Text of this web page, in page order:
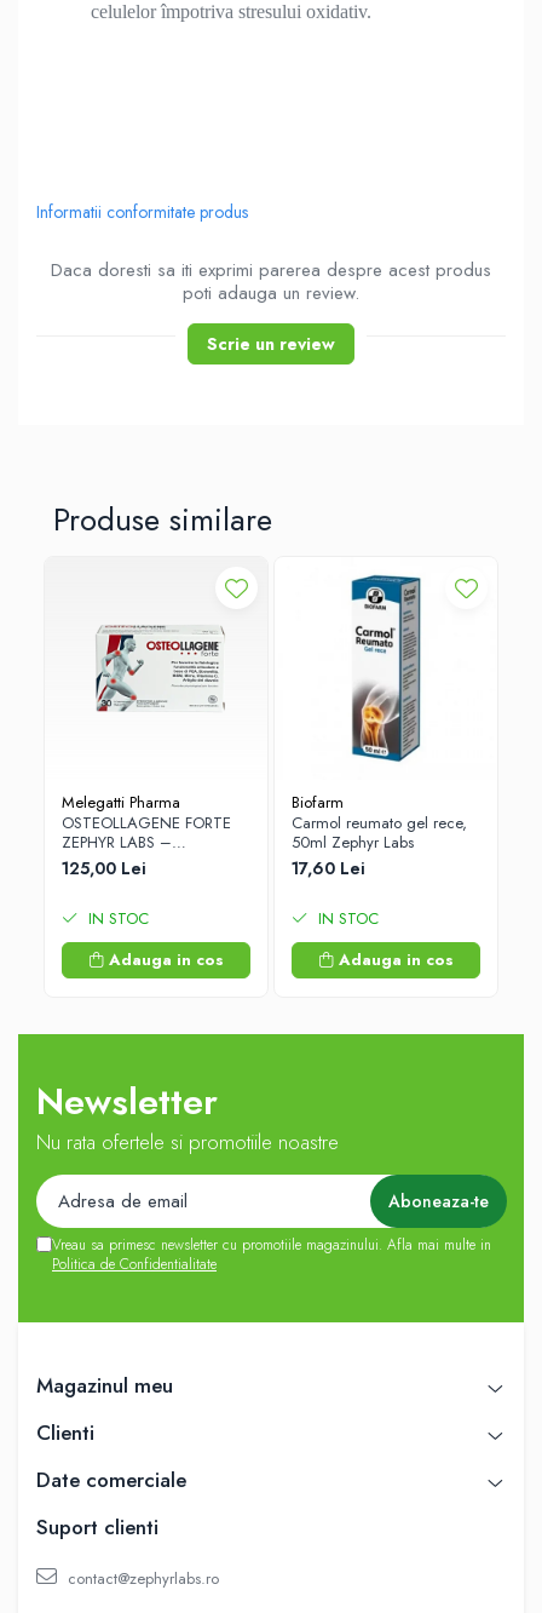
celulelor împotriva stresului oxidativ.
Informatii conformitate produs
Daca doresti sa iti exprimi parerea despre acest produs
poti adauga un review.
Scrie un review
Produse similare
Melegatti Pharma
OSTEOLLAGENE FORTE
ZEPHYR LABS –
ARTICULATII SANATOASE
SI MOBILITATE
125,00 Lei
IN STOC
Adauga in cos
Biofarm
Carmol reumato gel rece,
50ml Zephyr Labs
17,60 Lei
IN STOC
Adauga in cos
Newsletter
Nu rata ofertele si promotiile noastre
Vreau sa primesc newsletter cu promotiile magazinului. Afla mai multe in
Politica de Confidentialitate
Magazinul meu
Clienti
Date comerciale
Suport clienti
contact@zephyrlabs.ro